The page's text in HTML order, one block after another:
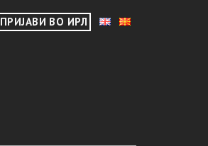
ПРИЈАВИ ВО ИРЛ